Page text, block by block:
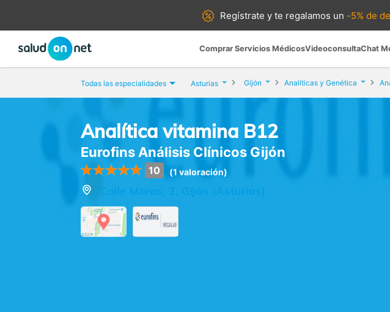
Regístrate yte regalamos un -5% de
Comprar Servicios MédicosVideoconsultaChat
Todas las especialidades Asturias Gijón Analíticas y Genética
Analítica vitamina B12
Eurofins Análisis Clínicos Gijón
10 (1 valoración)
Calle Moros, 2, Gijón (Asturias)